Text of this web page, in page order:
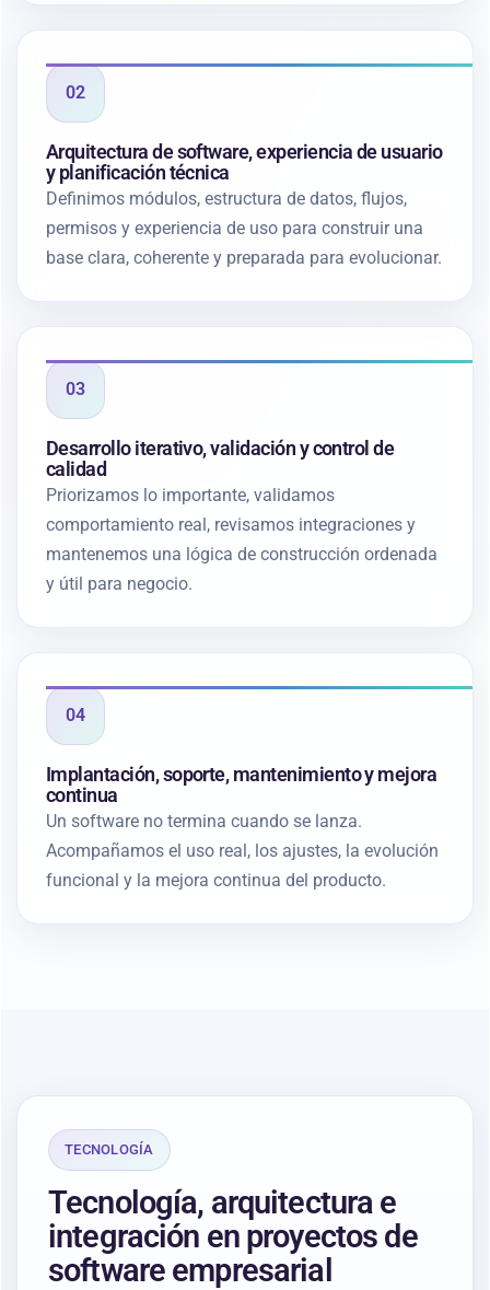
02
Arquitectura de software, experiencia de usuario
y planificación técnica
Definimos módulos, estructura de datos, flujos,
permisos y experiencia de uso para construir una
base clara, coherente y preparada para evolucionar.
03
Desarrollo iterativo, validación y control de
calidad
Priorizamos lo importante, validamos
comportamiento real, revisamos integraciones y
mantenemos una lógica de construcción ordenada
y útil para negocio.
04
Implantación, soporte, mantenimiento y mejora
continua
Un software no termina cuando se lanza.
Acompañamos el uso real, los ajustes, la evolución
funcional y la mejora continua del producto.
TECNOLOGÍA
Tecnología, arquitectura e
integración en proyectos de
software empresarial